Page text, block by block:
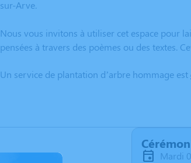
sur-Arve.
Nous vous invitons à utiliser cet espace pour
pensées à travers des poèmes ou des textes.
Un service de plantation d’arbre hommage est